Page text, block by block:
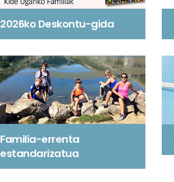
2026ko Deskontu-gida
Familia-errenta
estandarizatua